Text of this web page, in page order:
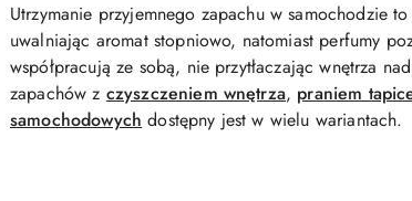
Utrzymanie przyjemnego zapachu w samochodzie
uwalniając aromat stopniowo, natomiast perfumy
współpracują ze sobą, nie przytłaczając wnętrza
zapachów z czyszczeniem wnętrza, praniem
samochodowych dostępny jest w wielu wariantach.